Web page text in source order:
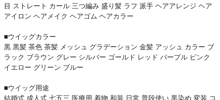
目 ストレート カール 三つ編み 盛り髪 ラフ 派手 ヘアアレンジ ヘア
アイロン ヘアメイク ヘアゴム ヘアカラー
■ウイッグカラー
黒 黒髪 茶色 茶髪 メッシュ グラデーション 金髪 アッシュ カラー ブ
ラック ブラウン グレー シルバー ゴールド レッド パープル ピンク
イエロー グリーン ブルー
■ウイッグ用途
結婚式 成人式 七五三 医療用 着物 和装 日常 普段使い 黒染め 変装 コ